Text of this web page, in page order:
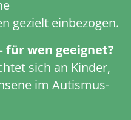
gezielt einbezogen.
für wen geeignet?
sich an Kinder,
im Autismus-